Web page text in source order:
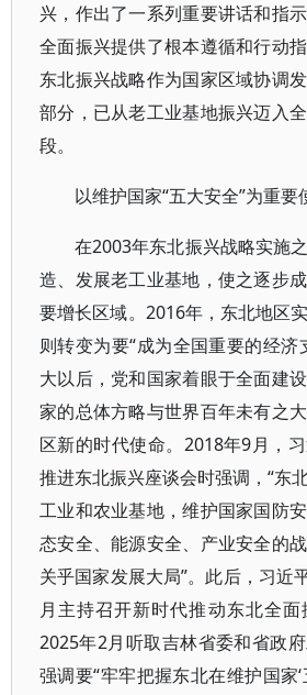
兴，作出了一系列重要讲话和指
全面振兴提供了根本遵循和行动
东北振兴战略作为国家区域协调
部分，已从老工业基地振兴迈入
段。
以维护国家“五大安全”为重要
在2003年东北振兴战略实施
造、发展老工业基地，使之逐步
要增长区域。2016年，东北地区
则转变为要“成为全国重要的经济
大以后，党和国家着眼于全面建
家的总体方略与世界百年未有之
区新的时代使命。2018年9月，
推进东北振兴座谈会时强调，“东
工业和农业基地，维护国家国防
态安全、能源安全、产业安全的
关乎国家发展大局”。此后，习近
月主持召开新时代推动东北全
2025年2月听取吉林省委和省政
强调要“牢牢把握东北在维护国家